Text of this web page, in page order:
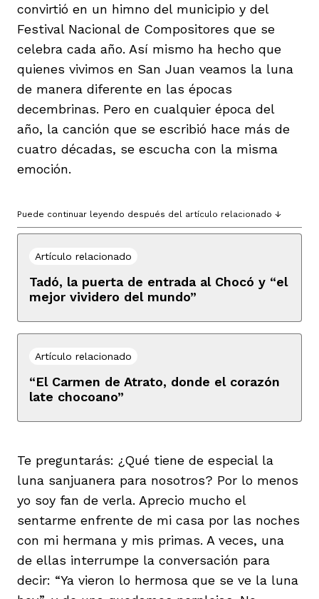
convirtió en un himno del municipio y del
Festival Nacional de Compositores que se
celebra cada año. Así mismo ha hecho que
quienes vivimos en San Juan veamos la luna
de manera diferente en las épocas
decembrinas. Pero en cualquier época del
año, la canción que se escribió hace más de
cuatro décadas, se escucha con la misma
emoción.
Puede continuar leyendo después del artículo relacionado ↓
Artículo relacionado
Tadó, la puerta de entrada al Chocó y “el
mejor vividero del mundo”
Artículo relacionado
“El Carmen de Atrato, donde el corazón
late chocoano”
Te preguntarás: ¿Qué tiene de especial la
luna sanjuanera para nosotros? Por lo menos
yo soy fan de verla. Aprecio mucho el
sentarme enfrente de mi casa por las noches
con mi hermana y mis primas. A veces, una
de ellas interrumpe la conversación para
decir: “Ya vieron lo hermosa que se ve la luna